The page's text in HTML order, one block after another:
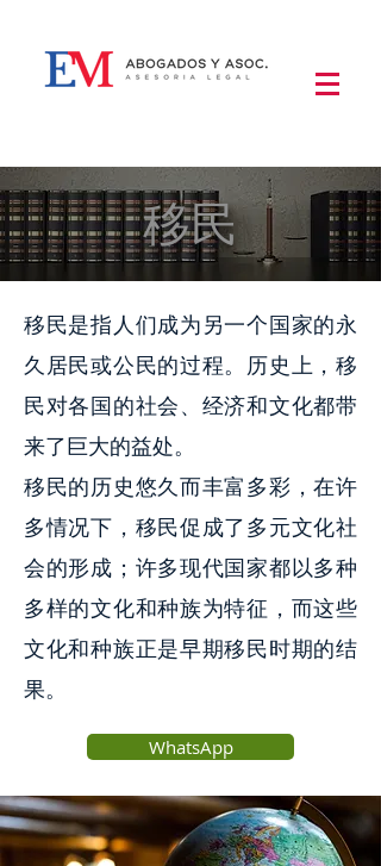
移民
移民是指人们成为另一个国家的永
久居民或公民的过程。历史上，移
民对各国的社会、经济和文化都带
来了巨大的益处。
移民的历史悠久而丰富多彩，在许
多情况下，移民促成了多元文化社
会的形成；许多现代国家都以多种
多样的文化和种族为特征，而这些
文化和种族正是早期移民时期的结
果。
WhatsApp